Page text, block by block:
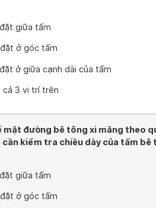
giữa tấm
ở góc tấm
ở giữa cạnh dài của tấm
cả 3 vị trí trên
đường bê tông xi măng theo
cần kiểm tra chiều dày của tấm
giữa tấm
ở góc tấm